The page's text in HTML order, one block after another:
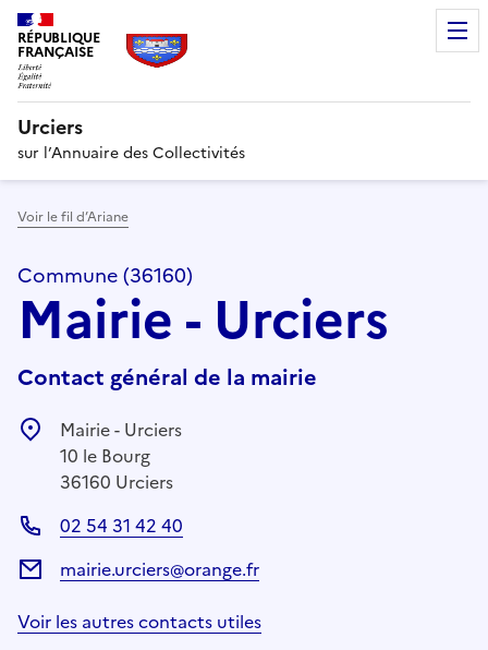
RÉPUBLIQUE
FRANÇAISE
Urciers
sur l’Annuaire des Collectivités
Voir le fil d’Ariane
Commune (36160)
Mairie - Urciers
Contact général de la mairie
Mairie - Urciers
10 le Bourg
36160 Urciers
02 54 31 42 40
mairie.urciers@orange.fr
Voir les autres contacts utiles